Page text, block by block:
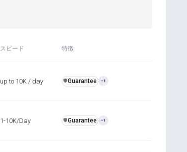
スピード 特徴
up to 10K / day ️🛡️Guarantee +1
1-10K/Day ️🛡️Guarantee +1